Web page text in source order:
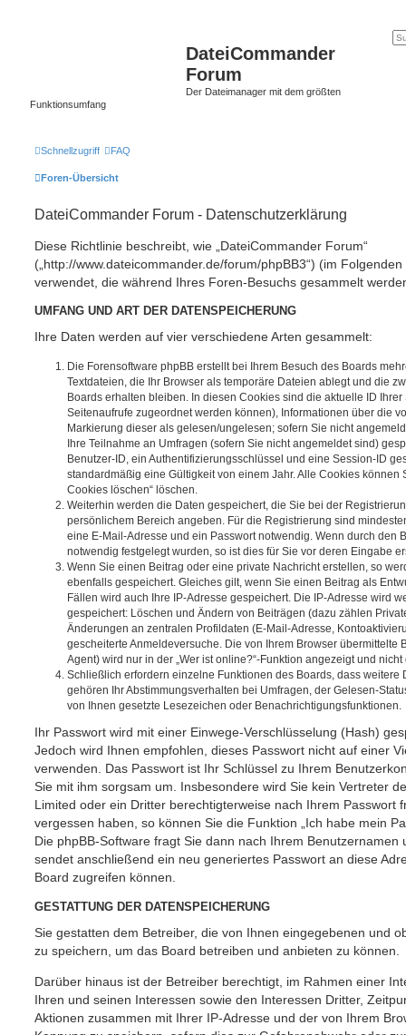
DateiCommander
Forum
Der Dateimanager mit dem größten
Funktionsumfang
Schnellzugriff FAQ
Foren-Übersicht
DateiCommander Forum - Datenschutzerklärung
Diese Richtlinie beschreibt, wie „DateiCommander Forum“
(„http://www.dateicommander.de/forum/phpBB3“) (im
verwendet, die während Ihres Foren-Besuchs gesammelt
UMFANG UND ART DER DATENSPEICHERUNG
Ihre Daten werden auf vier verschiedene Arten gesammelt:
Die Forensoftware phpBB erstellt bei Ihrem Besuch des Boards
Textdateien, die Ihr Browser als temporäre Dateien ablegt und die
Boards erhalten bleiben. In diesen Cookies sind die aktuelle ID
Seitenaufrufe zugeordnet werden können), Informationen über die
Markierung dieser als gelesen/ungelesen; sofern Sie nicht
Ihre Teilnahme an Umfragen (sofern Sie nicht angemeldet sind)
Benutzer-ID, ein Authentifizierungsschlüssel und eine Session-ID
standardmäßig eine Gültigkeit von einem Jahr. Alle Cookies können
Cookies löschen“ löschen.
Weiterhin werden die Daten gespeichert, die Sie bei der
persönlichem Bereich angeben. Für die Registrierung sind
eine E-Mail-Adresse und ein Passwort notwendig. Wenn durch den
notwendig festgelegt wurden, so ist dies für Sie vor deren Eingabe
Wenn Sie einen Beitrag oder eine private Nachricht erstellen, so
ebenfalls gespeichert. Gleiches gilt, wenn Sie einen Beitrag als
Fällen wird auch Ihre IP-Adresse gespeichert. Die IP-Adresse wird
gespeichert: Löschen und Ändern von Beiträgen (dazu zählen
Änderungen an zentralen Profildaten (E-Mail-Adresse,
gescheiterte Anmeldeversuche. Die von Ihrem Browser übermittelte
Agent) wird nur in der „Wer ist online?“-Funktion angezeigt und
Schließlich erfordern einzelne Funktionen des Boards, dass weitere
gehören Ihr Abstimmungsverhalten bei Umfragen, der Gelesen-
von Ihnen gesetzte Lesezeichen oder Benachrichtigungsfunktionen.
Ihr Passwort wird mit einer Einwege-Verschlüsselung (Hash)
Jedoch wird Ihnen empfohlen, dieses Passwort nicht auf einer
verwenden. Das Passwort ist Ihr Schlüssel zu Ihrem
Sie mit ihm sorgsam um. Insbesondere wird Sie kein Vertreter
Limited oder ein Dritter berechtigterweise nach Ihrem Passwort
vergessen haben, so können Sie die Funktion „Ich habe mein
Die phpBB-Software fragt Sie dann nach Ihrem Benutzernamen
sendet anschließend ein neu generiertes Passwort an diese
Board zugreifen können.
GESTATTUNG DER DATENSPEICHERUNG
Sie gestatten dem Betreiber, die von Ihnen eingegebenen und
zu speichern, um das Board betreiben und anbieten zu können.
Darüber hinaus ist der Betreiber berechtigt, im Rahmen einer
Ihren und seinen Interessen sowie den Interessen Dritter,
Aktionen zusammen mit Ihrer IP-Adresse und der von Ihrem